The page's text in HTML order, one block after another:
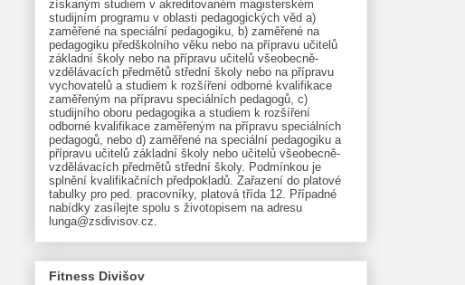
získaným studiem v akreditovaném magisterském
studijním programu v oblasti pedagogických věd a)
zaměřené na speciální pedagogiku, b) zaměřené na
pedagogiku předškolního věku nebo na přípravu učitelů
základní školy nebo na přípravu učitelů všeobecně-
vzdělávacích předmětů střední školy nebo na přípravu
vychovatelů a studiem k rozšíření odborné kvalifikace
zaměřeným na přípravu speciálních pedagogů, c)
studijního oboru pedagogika a studiem k rozšíření
odborné kvalifikace zaměřeným na přípravu speciálních
pedagogů, nebo d) zaměřené na speciální pedagogiku a
přípravu učitelů základní školy nebo učitelů všeobecně-
vzdělávacích předmětů střední školy. Podmínkou je
splnění kvalifikačních předpokladů. Zařazení do platové
tabulky pro ped. pracovníky, platová třída 12. Případné
nabídky zasílejte spolu s životopisem na adresu
lunga@zsdivisov.cz.
Fitness Divišov